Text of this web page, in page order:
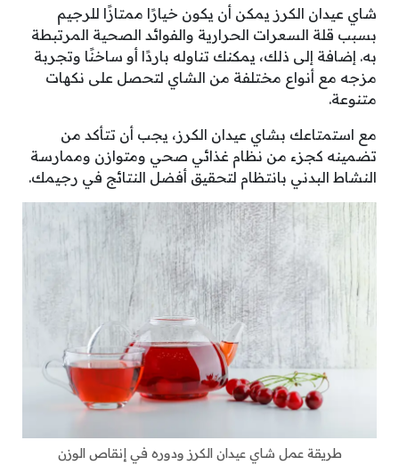
شاي عيدان الكرز يمكن أن يكون خيارًا ممتازًا للرجيم
بسبب قلة السعرات الحرارية والفوائد الصحية المرتبطة
به. إضافة إلى ذلك، يمكنك تناوله باردًا أو ساخنًا وتجربة
مزجه مع أنواع مختلفة من الشاي لتحصل على نكهات
متنوعة.
مع استمتاعك بشاي عيدان الكرز، يجب أن تتأكد من
تضمينه كجزء من نظام غذائي صحي ومتوازن وممارسة
النشاط البدني بانتظام لتحقيق أفضل النتائج في رجيمك.
طريقة عمل شاي عيدان الكرز ودوره فيإنقاص الوزن